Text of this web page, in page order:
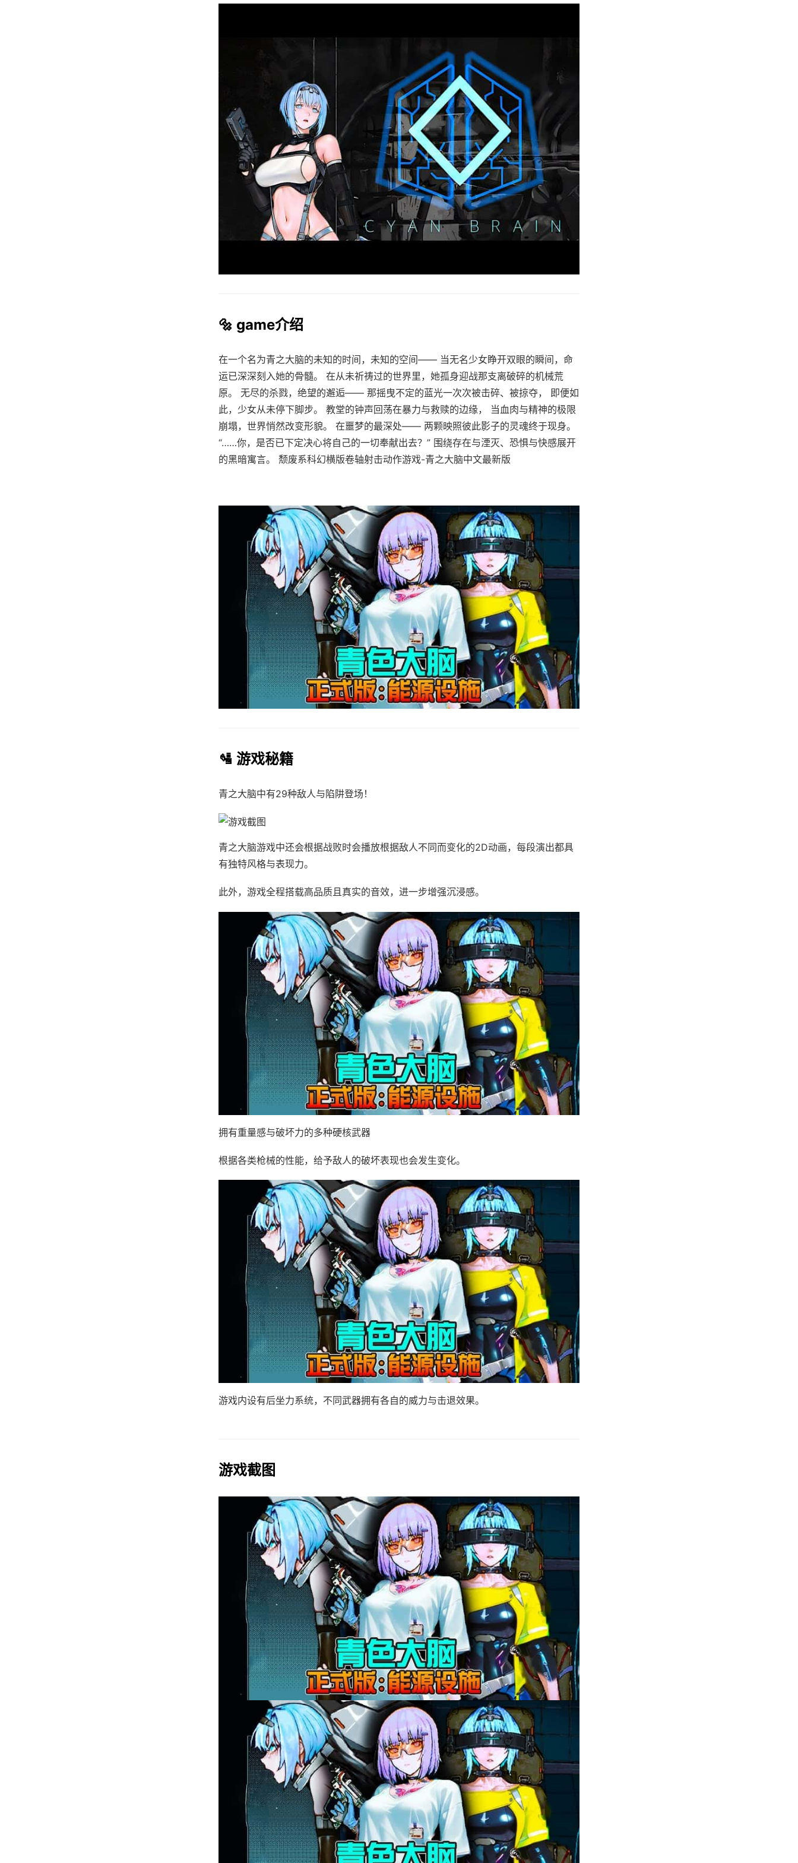
🔩 game介绍
在一个名为青之大脑的未知的时间，未知的空间—— 当无名少女睁开双眼的瞬间，命
运已深深刻入她的骨髓。 在从未祈祷过的世界里，她孤身迎战那支离破碎的机械荒
原。 无尽的杀戮，绝望的邂逅—— 那摇曳不定的蓝光一次次被击碎、被掠夺， 即便如
此，少女从未停下脚步。 教堂的钟声回荡在暴力与救赎的边缘， 当血肉与精神的极限
崩塌，世界悄然改变形貌。 在噩梦的最深处—— 两颗映照彼此影子的灵魂终于现身。
“……你，是否已下定决心将自己的一切奉献出去？” 围绕存在与湮灭、恐惧与快感展开
的黑暗寓言。 颓废系科幻横版卷轴射击动作游戏-青之大脑中文最新版
🛂 游戏秘籍
青之大脑中有29种敌人与陷阱登场！
青之大脑游戏中还会根据战败时会播放根据敌人不同而变化的2D动画，每段演出都具
有独特风格与表现力。
此外，游戏全程搭载高品质且真实的音效，进一步增强沉浸感。
拥有重量感与破坏力的多种硬核武器
根据各类枪械的性能，给予敌人的破坏表现也会发生变化。
游戏内设有后坐力系统，不同武器拥有各自的威力与击退效果。
游戏截图